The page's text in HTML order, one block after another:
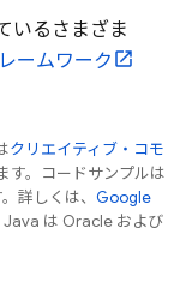
いるさまざま
ームワーク
クリエイティブ・コモ
す。コードサンプルは
詳しくは、 Google
Java は Oracle および